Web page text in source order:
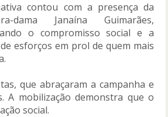
contou com a presença da
dama Janaína Guimarães,
o compromisso social e a
esforços em prol de quem mais
que abraçaram a campanha e
mobilização demonstra que o
social.